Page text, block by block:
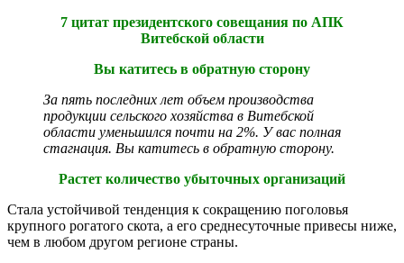
7 цитат президентского совещания по АПК
Витебской области
Вы катитесь в обратную сторону
За пять последних лет объем производства
продукции сельского хозяйства в Витебской
области уменьшился почти на 2%. У вас полная
стагнация. Вы катитесь в обратную сторону.
Растет количество убыточных организаций
Стала устойчивой тенденция к сокращению поголовья
крупного рогатого скота, а его среднесуточные привесы ниже,
чем в любом другом регионе страны.